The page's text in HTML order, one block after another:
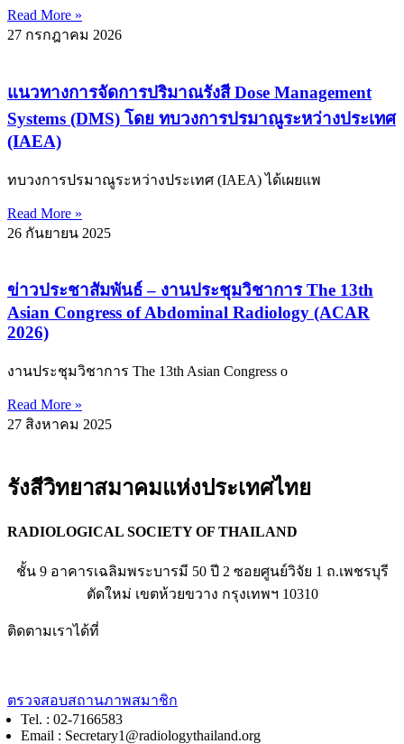
Read More »
27 กรกฎาคม 2026
แนวทางการจัดการปริมาณรังสี Dose Management
Systems (DMS) โดย ทบวงการปรมาณูระหว่างประเทศ
(IAEA)
ทบวงการปรมาณูระหว่างประเทศ (IAEA) ได้เผยแพ
Read More »
26 กันยายน 2025
ข่าวประชาสัมพันธ์ – งานประชุมวิชาการ The 13th
Asian Congress of Abdominal Radiology (ACAR
2026)
งานประชุมวิชาการ The 13th Asian Congress o
Read More »
27 สิงหาคม 2025
รังสีวิทยาสมาคมแห่งประเทศไทย
RADIOLOGICAL SOCIETY OF THAILAND
ชั้น 9 อาคารเฉลิมพระบารมี 50 ปี 2 ซอยศูนย์วิจัย 1 ถ.เพชรบุรี
ตัดใหม่ เขตห้วยขวาง กรุงเทพฯ 10310
ติดตามเราได้ที่
ตรวจสอบสถานภาพสมาชิก
Tel. : 02-7166583
Email : Secretary1@radiologythailand.org